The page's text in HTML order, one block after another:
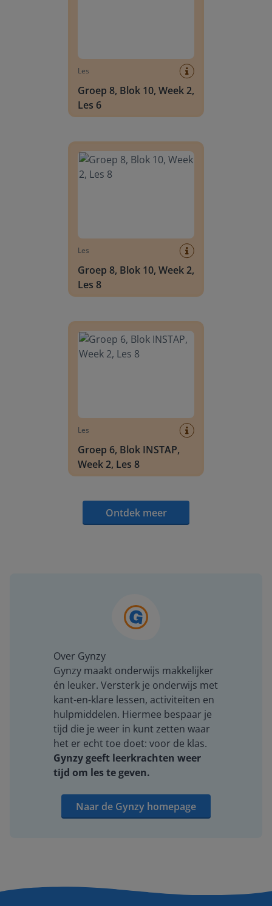
Les
Groep 8, Blok 10, Week 2,
Les 6
Les
Groep 8, Blok 10, Week 2,
Les 8
Les
Groep 6, Blok INSTAP,
Week 2, Les 8
Ontdek meer
Over Gynzy
Gynzy maakt onderwijs makkelijker
én leuker. Versterk je onderwijs met
kant-en-klare lessen, activiteiten en
hulpmiddelen. Hiermee bespaar je
tijd die je weer in kunt zetten waar
het er echt toe doet: voor de klas.
Gynzy geeft leerkrachten weer
tijd om les te geven.
Naar de Gynzy homepage